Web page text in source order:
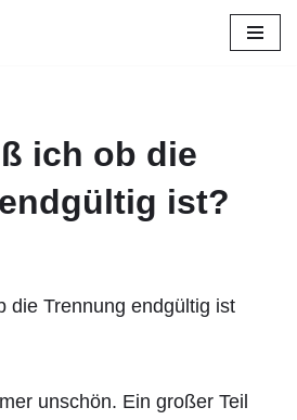
ich ob die
ist?
unschön. Ein großer Teil